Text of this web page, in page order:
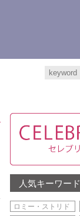
人気キーワード
ロミー・ストリド